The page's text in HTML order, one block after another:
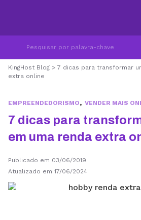
KingHost Blog > 7 dicas para transformar
extra online
EMPREENDEDORISMO, VENDER MAIS
7 dicas para
em uma renda extra
Publicado em 03/06/2019
Atualizado em 17/06/2024